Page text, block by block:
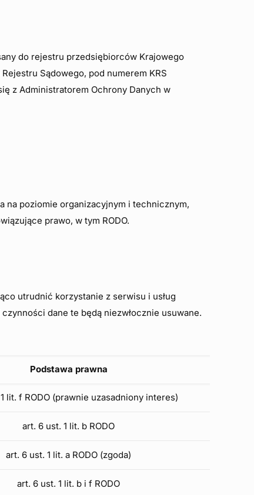
do rejestru przedsiębiorców Krajowego
Sądowego, pod numerem KRS
z Administratorem Ochrony Danych w
na poziomie organizacyjnym i technicznym,
prawo, w tym RODO.
utrudnić korzystanie z serwisu i usług
dane te będą niezwłocznie usuwane.
Podstawa prawna
lit. f RODO (prawnie uzasadniony interes)
art. 6 ust. 1 lit. b RODO
art. 6 ust. 1 lit. a RODO (zgoda)
art. 6 ust. 1 lit. b i f RODO